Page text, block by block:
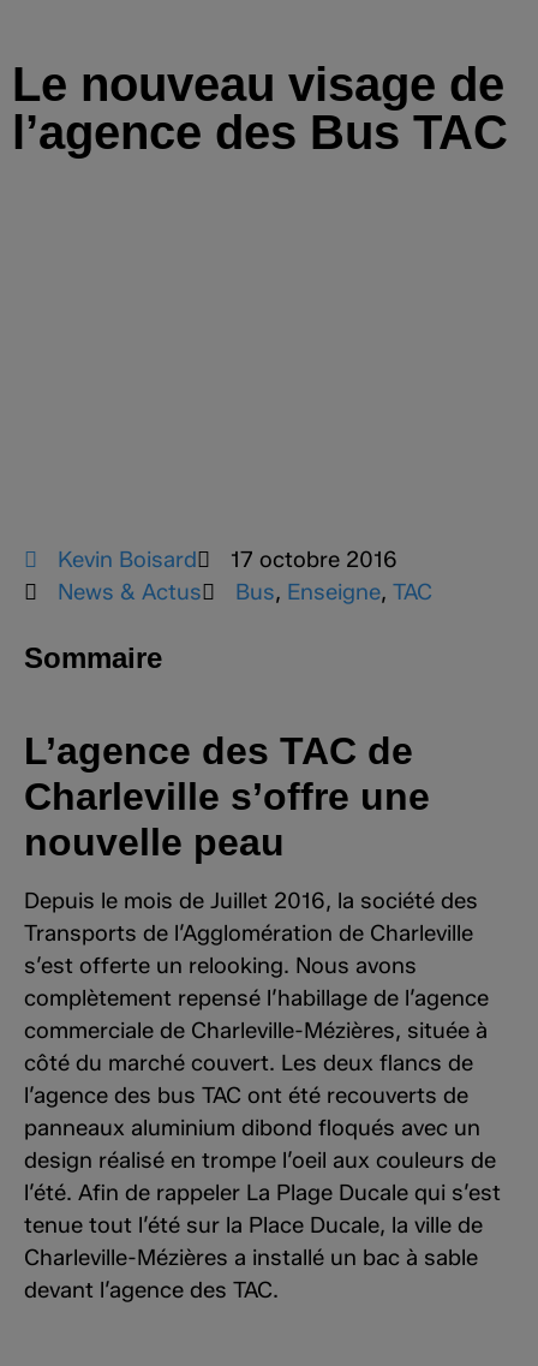
Le nouveau visage de
l’agence des Bus TAC
Kevin Boisard
17 octobre 2016
News & Actus
Bus, Enseigne, TAC
Sommaire
L’agence des TAC de
Charleville s’offre une
nouvelle peau
Depuis le mois de Juillet 2016, la société des
Transports de l’Agglomération de Charleville
s’est offerte un relooking. Nous avons
complètement repensé l’habillage de l’agence
commerciale de Charleville-Mézières, située à
côté du marché couvert. Les deux flancs de
l’agence des bus TAC ont été recouverts de
panneaux aluminium dibond floqués avec un
design réalisé en trompe l’oeil aux couleurs de
l’été. Afin de rappeler La Plage Ducale qui s’est
tenue tout l’été sur la Place Ducale, la ville de
Charleville-Mézières a installé un bac à sable
devant l’agence des TAC.